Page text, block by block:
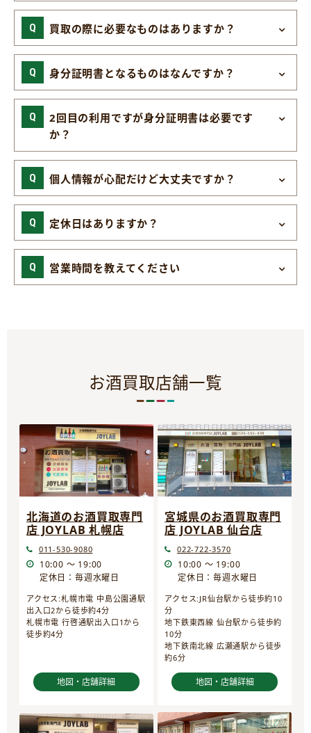
買取の際に必要なものはありますか？
身分証明書となるものはなんですか？
2回目の利用ですが身分証明書は必要です
か？
個人情報が心配だけど大丈夫ですか？
定休日はありますか？
営業時間を教えてください
お酒買取店舗一覧
北海道のお酒買取専門
店 JOYLAB 札幌店
011-530-9080
10:00 ～ 19:00
定休日：毎週水曜日
アクセス:札幌市電 中島公園通駅
出入口2から徒歩約4分
札幌市電 行啓通駅出入口1から
徒歩約4分
地図・店舗詳細
宮城県のお酒買取専門
店 JOYLAB 仙台店
022-722-3570
10:00 ～ 19:00
定休日：毎週水曜日
アクセス:JR仙台駅から徒歩約10
分
地下鉄東西線 仙台駅から徒歩約
10分
地下鉄南北線 広瀬通駅から徒歩
約6分
地図・店舗詳細